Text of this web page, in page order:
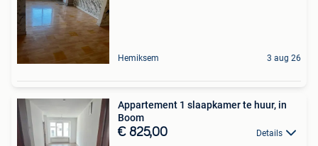
Hemiksem 3 aug 26
Appartement 1 slaapkamer te huur, in
Boom
€ 825,00 Details